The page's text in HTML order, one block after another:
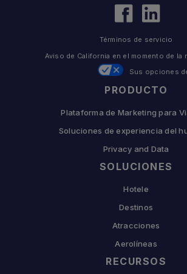
PRODUCTO
Plataforma de Marketing para
Soluciones de experiencia del
Privacy and Data
SOLUCIONES
Hotele
Destinos
Atracciones
Aerolíneas
RECURSOS
Términos de servicio
Aviso de California en el momento de la
Sus opciones